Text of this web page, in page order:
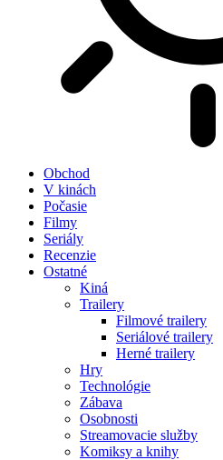
Obchod
V kinách
Počasie
Filmy
Seriály
Recenzie
Ostatné
Kiná
Trailery
Filmové trailery
Seriálové trailery
Herné trailery
Hry
Technológie
Zábava
Osobnosti
Streamovacie služby
Komiksy a knihy